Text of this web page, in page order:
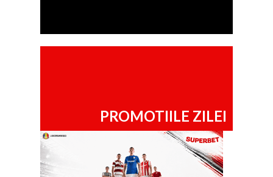
PROMOTIILE ZILEI